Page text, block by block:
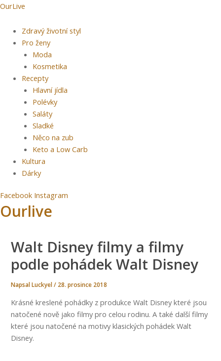
Přeskočit
obsah
OurLive
Menu
Zdravý životní styl
Pro ženy
Moda
Kosmetika
Recepty
Hlavní jídla
Polévky
Saláty
Sladké
Něco na zub
Keto a Low Carb
Kultura
Dárky
Facebook Instagram
Ourlive
Walt Disney filmy a filmy
podle pohádek Walt Disney
NapsalLuckyel/ 28. prosince 2018
Krásné kreslené pohádky z produkce Walt Disney které jsou
natočené nově jako filmy pro celou rodinu. A také další filmy
které jsou natočené na motivy klasických pohádek Walt
Disney.
Post